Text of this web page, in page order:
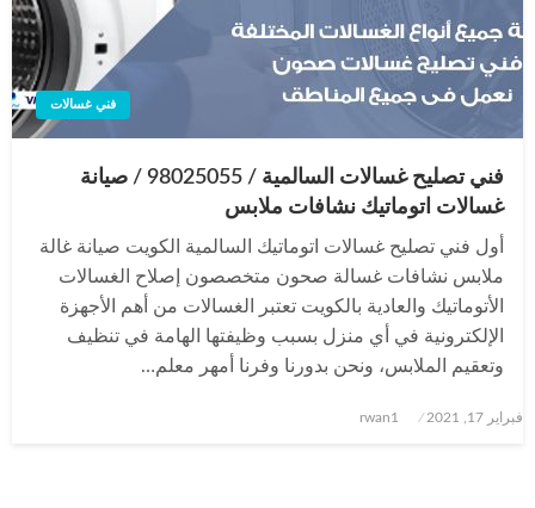
فني غسالات
فني تصليح غسالات السالمية / 98025055 / صيانة
غسالات اتوماتيك نشافات ملابس
أول فني تصليح غسالات اتوماتيك السالمية الكويت صيانة غالة
ملابس نشافات غسالة صحون متخصصون إصلاح الغسالات
الأتوماتيك والعادية بالكويت تعتبر الغسالات من أهم الأجهزة
الإلكترونية في أي منزل بسبب وظيفتها الهامة في تنظيف
وتعقيم الملابس، ونحن بدورنا وفرنا أمهر معلم…
نُشر
فبراير 17, 2021 rwan1